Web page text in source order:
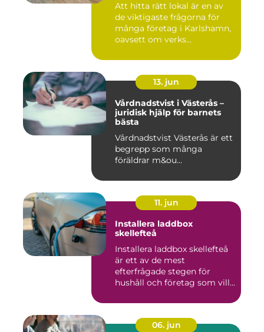
Att hitta rätt lokal är en av
de viktigaste frågorna för
många företag i Karlshamn,
oavsett om verks...
13. jun
Vårdnadstvist i Västerås –
juridisk hjälp för barnets
bästa
Vårdnadstvist Västerås är ett
begrepp som många
föräldrar m&ou...
11. jun
Installera laddbox
skellefteå
Installera laddbox skellefteå
är ett av de mest
efterfrågade stegen för
hushåll och företag som vill...
06. jun